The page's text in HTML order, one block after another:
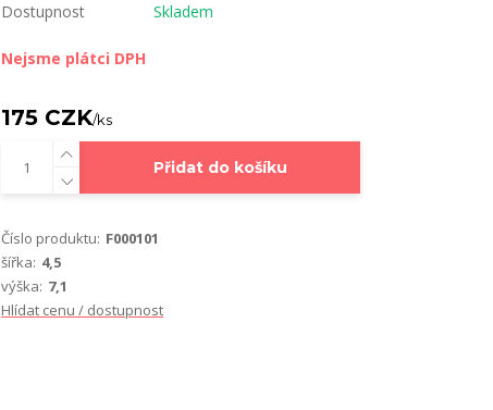
Dostupnost Skladem
Nejsme plátci DPH
175 CZK/ks
Přidat do košíku
Číslo produktu: F000101
šířka: 4,5
výška: 7,1
Hlídat cenu / dostupnost